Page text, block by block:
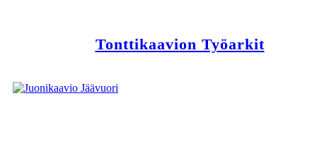
Tonttikaavion Työarkit